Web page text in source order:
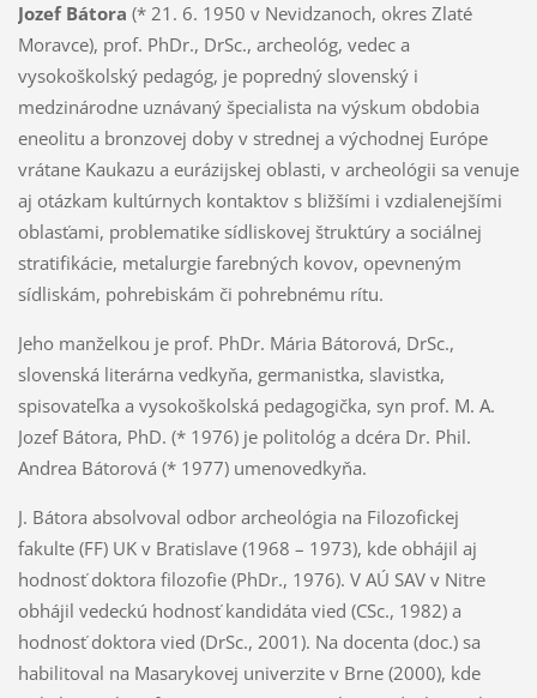
Jozef Bátora (* 21. 6. 1950 v Nevidzanoch, okres Zlaté
Moravce), prof. PhDr., DrSc., archeológ, vedec a
vysokoškolský pedagóg, je popredný slovenský i
medzinárodne uznávaný špecialista na výskum obdobia
eneolitu a bronzovej doby v strednej a východnej Európe
vrátane Kaukazu a eurázijskej oblasti, v archeológii sa venuje
aj otázkam kultúrnych kontaktov s bližšími i vzdialenejšími
oblasťami, problematike sídliskovej štruktúry a sociálnej
stratifikácie, metalurgie farebných kovov, opevneným
sídliskám, pohrebiskám či pohrebnému rítu.
Jeho manželkou je prof. PhDr. Mária Bátorová, DrSc.,
slovenská literárna vedkyňa, germanistka, slavistka,
spisovateľka a vysokoškolská pedagogička, syn prof. M. A.
Jozef Bátora, PhD. (* 1976) je politológ a dcéra Dr. Phil.
Andrea Bátorová (* 1977) umenovedkyňa.
J. Bátora absolvoval odbor archeológia na Filozofickej
fakulte (FF) UK v Bratislave (1968 – 1973), kde obhájil aj
hodnosť doktora filozofie (PhDr., 1976). V AÚ SAV v Nitre
obhájil vedeckú hodnosť kandidáta vied (CSc., 1982) a
hodnosť doktora vied (DrSc., 2001). Na docenta (doc.) sa
habilitoval na Masarykovej univerzite v Brne (2000), kde